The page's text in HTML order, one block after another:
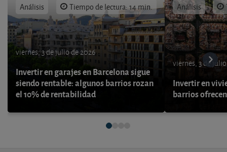
Análisis Tiempo de lectura: 14 min.
viernes, 3 de julio de 2026
Invertir en garajes en Barcelona sigue
siendo rentable: algunos barrios rozan
el 10% de rentabilidad
Análisis
viernes, 3 de
Invertir en
barrios